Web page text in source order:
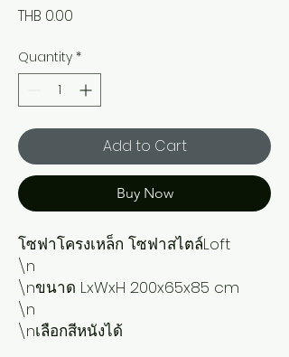
THB 0.00
Quantity *
Add to Cart
Buy Now
โซฟาโครงเหล็ก โซฟาสไตล์Loft
\n
\nขนาด LxWxH 200x65x85 cm
\n
\nเลือกสีหนังได้